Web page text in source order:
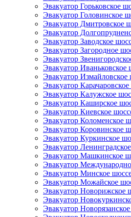
Эвакуатор Горьковское
Эвакуатор Головинское
Эвакуатор Дмитровское
Эвакуатор
Эвакуатор Заводское
Эвакуатор Загородное
Эвакуатор
Эвакуатор Иваньковское
Эвакуатор Измайловское
Эвакуатор
Эвакуатор Калужское
Эвакуатор Каширское
Эвакуатор Киевское
Эвакуатор Коломенское
Эвакуатор Коровинское
Эвакуатор Куркинское
Эвакуатор
Эвакуатор Машкинское
Эвакуатор
Эвакуатор Минское
Эвакуатор Можайское
Эвакуатор Новорижское
Эвакуатор
Эвакуатор